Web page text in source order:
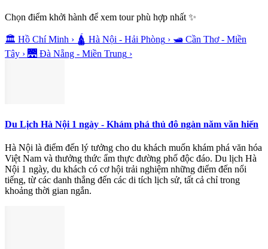
Chọn điểm khởi hành để xem tour phù hợp nhất ✨
🏛️ Hồ Chí Minh › 🛕 Hà Nội - Hải Phòng › 🛥️ Cần Thơ - Miền
Tây › 🌉 Đà Nẵng - Miền Trung ›
Du Lịch Hà Nội 1 ngày - Khám phá thủ đô ngàn năm văn hiến
Hà Nội là điểm đến lý tưởng cho du khách muốn khám phá văn hóa
Việt Nam và thưởng thức ẩm thực đường phố độc đáo. Du lịch Hà
Nội 1 ngày, du khách có cơ hội trải nghiệm những điểm đến nổi
tiếng, từ các danh thắng đến các di tích lịch sử, tất cả chỉ trong
khoảng thời gian ngắn.